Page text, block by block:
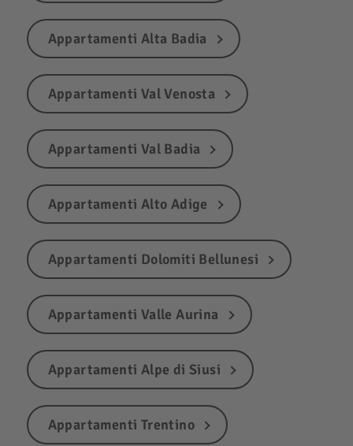
Appartamenti Alta Badia
Appartamenti Val Venosta
Appartamenti Val Badia
Appartamenti Alto Adige
Appartamenti Dolomiti Bellunesi
Appartamenti Valle Aurina
Appartamenti Alpe di Siusi
Appartamenti Trentino